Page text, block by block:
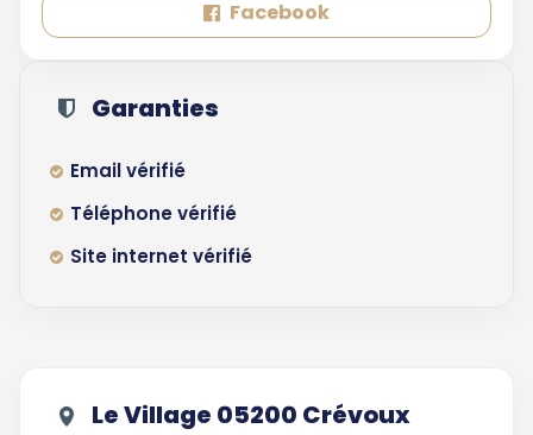
Facebook
Garanties
Email vérifié
Téléphone vérifié
Site internet vérifié
Le Village 05200 Crévoux